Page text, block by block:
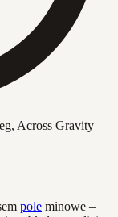
Across Gravity
pole minowe –